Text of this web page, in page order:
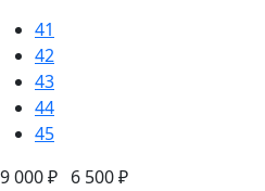
41
42
43
44
45
9 000 ₽ 6 500 ₽